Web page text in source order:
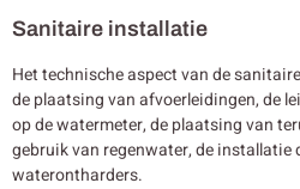
Sanitaire installatie
Het technische aspect van de
de plaatsing van afvoerleidingen, de
op de watermeter, de plaatsing van
gebruik van regenwater, de installatie
waterontharders.